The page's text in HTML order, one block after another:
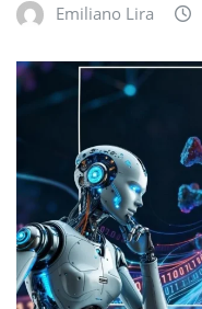
Emiliano Lira